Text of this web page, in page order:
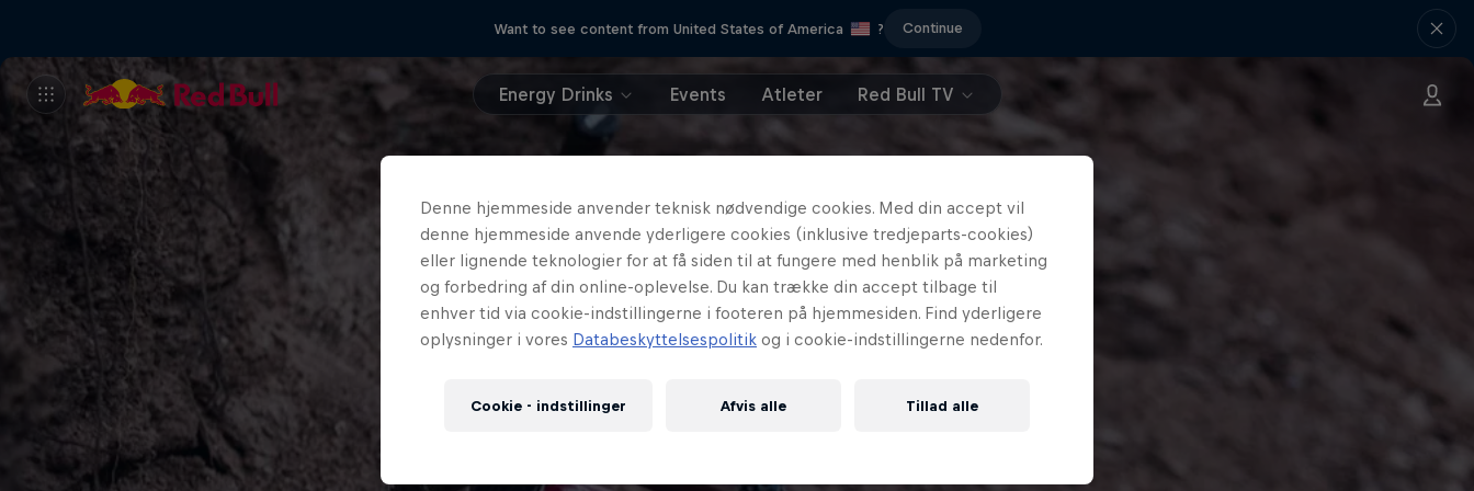
Want to see content from United States of America ? Continue
Energy Drinks Events Atleter Red Bull TV
Denne hjemmeside anvender teknisk nødvendige cookies. Med din accept vil
denne hjemmeside anvende yderligere cookies (inklusive tredjeparts-cookies)
eller lignende teknologier for at få siden til at fungere med henblik på marketing
og forbedring af din online-oplevelse. Du kan trække din accept tilbage til
enhver tid via cookie-indstillingerne i footeren på hjemmesiden. Find yderligere
oplysninger i vores Databeskyttelsespolitik og i cookie-indstillingerne nedenfor.
Cookie - indstillinger Afvis alle Tillad alle